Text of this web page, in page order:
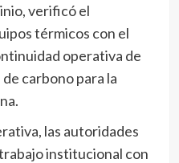
verificó el
térmicos con el
operativa de
carbono para la
las autoridades
institucional con